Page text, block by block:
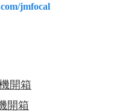
jmfocal
開箱
開箱